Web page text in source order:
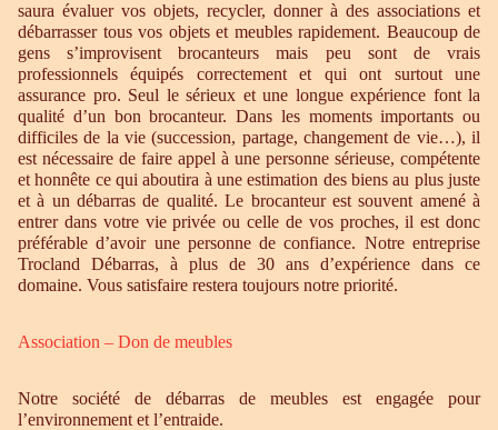
saura évaluer vos objets, recycler, donner à des associations et
débarrasser tous vos objets et meubles rapidement. Beaucoup de
gens s’improvisent brocanteurs mais peu sont de vrais
professionnels équipés correctement et qui ont surtout une
assurance pro. Seul le sérieux et une longue expérience font la
qualité d’un bon brocanteur. Dans les moments importants ou
difficiles de la vie (succession, partage, changement de vie…), il
est nécessaire de faire appel à une personne sérieuse, compétente
et honnête ce qui aboutira à une estimation des biens au plus juste
et à un débarras de qualité. Le brocanteur est souvent amené à
entrer dans votre vie privée ou celle de vos proches, il est donc
préférable d’avoir une personne de confiance. Notre entreprise
Trocland Débarras, à plus de 30 ans d’expérience dans ce
domaine. Vous satisfaire restera toujours notre priorité.
Association – Don de meubles
Notre société de débarras de meubles est engagée pour
l’environnement et l’entraide.